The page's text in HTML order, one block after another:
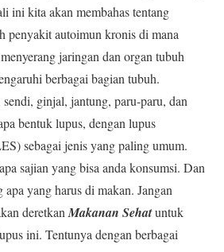
ini kita akan membahas tentang
penyakit autoimun kronis di mana
jaringan dan organ tubuh
berbagai bagian tubuh.
ginjal, jantung, paru-paru, dan
bentuk lupus, dengan lupus
sebagai jenis yang paling umum.
sajian yang bisa anda konsumsi. Dan
yang harus di makan. Jangan
deretkan Makanan Sehatuntuk
ini. Tentunya dengan berbagai